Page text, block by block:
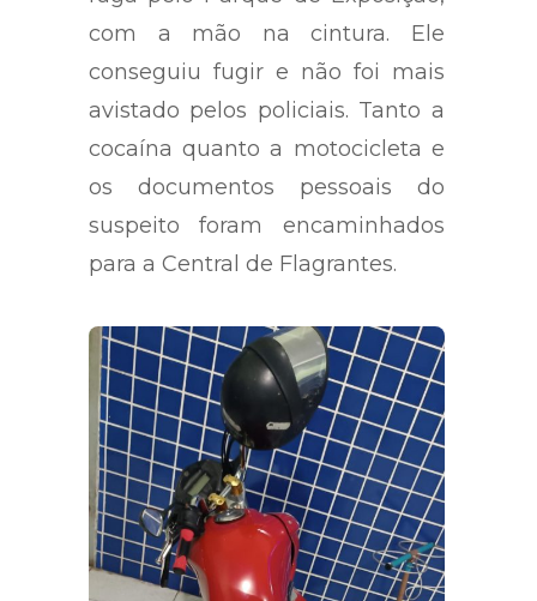
com a mão na cintura. Ele
conseguiu fugir e não foi mais
avistado pelos policiais. Tanto a
cocaína quanto a motocicleta e
os documentos pessoais do
suspeito foram encaminhados
para a Central de Flagrantes.